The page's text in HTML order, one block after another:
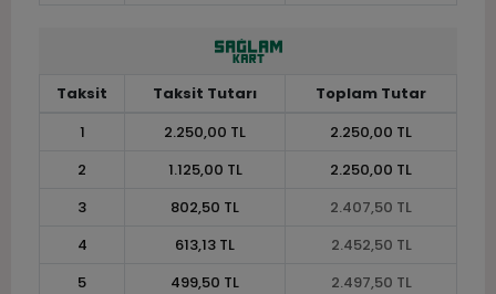
Taksit Taksit Tutarı
Toplam Tutar
1
2.250,00 TL
2.250,00 TL
2
1.125,00 TL
2.250,00 TL
3
802,50 TL
2.407,50 TL
4
613,13 TL
2.452,50 TL
5
499,50 TL
2.497,50 TL